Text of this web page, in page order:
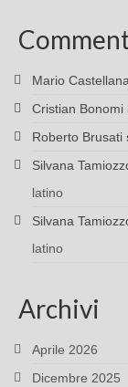
Mario Castellana
Cristian Bonomi
Roberto Brusati
Silvana
latino
Silvana
latino
Archivi
Aprile 2026
Dicembre 2025